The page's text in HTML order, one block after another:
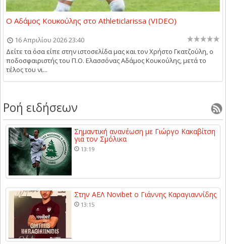
Ο Αδάμος Κουκούλης στο Athleticlarissa (VIDEO)
16 Απριλίου 2026 23:40
Δείτε τα όσα είπε στην ιστοσελίδα μας και τον Χρήστο Γκατζούλη, ο
ποδοσφαιριστής του Π.Ο. Ελασσόνας Αδάμος Κουκούλης, μετά το
τέλος του νι...
Ροή ειδήσεων
Σημαντική ανανέωση με Γιώργο Κακαβίτση
για τον Σμόλικα
13:19
Στην ΑΕΛ Novibet ο Γιάννης Καραγιαννίδης
13:15